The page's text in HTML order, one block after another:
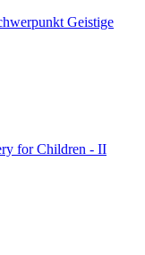
Geistige
for Children - II